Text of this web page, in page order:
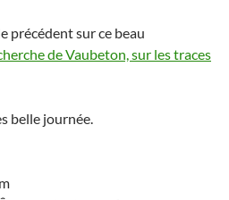
précédent sur ce beau
de Vaubeton, sur les traces
belle journée.